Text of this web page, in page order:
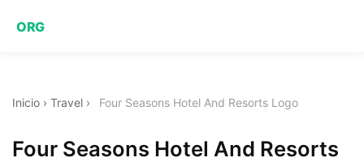
ORG
Inicio › Travel › Four Seasons Hotel And Resorts Logo
Four Seasons Hotel And Resorts